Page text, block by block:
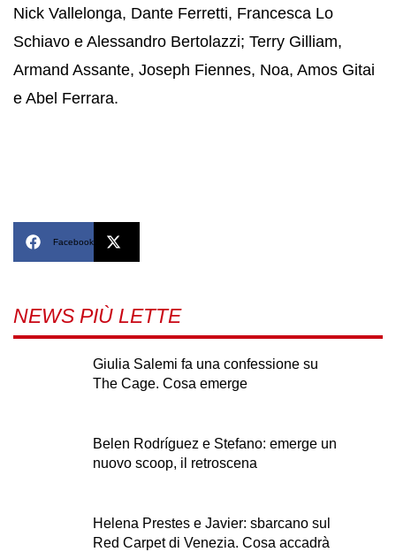
Nick Vallelonga, Dante Ferretti, Francesca Lo
Schiavo e Alessandro Bertolazzi; Terry Gilliam,
Armand Assante, Joseph Fiennes, Noa, Amos Gitai
e Abel Ferrara.
Facebook
NEWS PIÙ LETTE
Giulia Salemi fa una confessione su
The Cage. Cosa emerge
Belen Rodríguez e Stefano: emerge un
nuovo scoop, il retroscena
Helena Prestes e Javier: sbarcano sul
Red Carpet di Venezia. Cosa accadrà